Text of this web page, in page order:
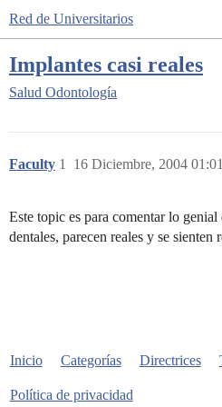
Red de Universitarios
Implantes casi reales
Salud Odontología
Faculty 16 Diciembre, 2004 01:01
1
Este topic es para comentar lo
dentales, parecen reales y se sienten
Inicio Categorías Directrices
Política de privacidad